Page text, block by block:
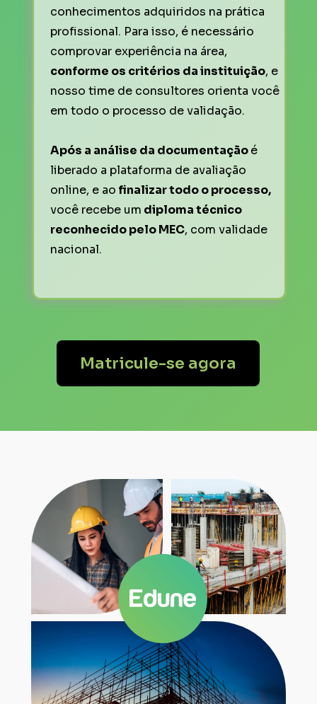
conhecimentos adquiridos na prática
profissional. Para isso, é necessário
conforme os critérios da instituição, e
nosso time de consultores orienta você
em todo o processo de validação.
Após a análise da documentação é
liberado a plataforma de avaliação
online, e ao finalizar todo o processo,
você recebe um diploma técnico
reconhecido pelo MEC, com validade
nacional.
Matricule-se agora